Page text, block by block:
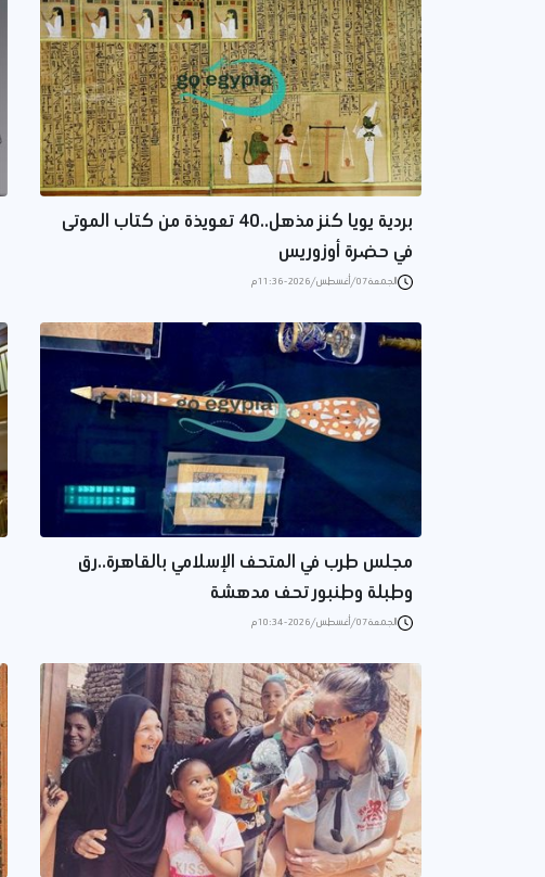
بردية يويا كنز مذهل..40 تعويذة من كتاب الموتى
في حضرة أوزوريس
الجمعة 07/أغسطس/2026 - 11:36 م
مجلس طرب في المتحف الإسلامي بالقاهرة..رق
وطبلة وطنبور تحف مدهشة
الجمعة 07/أغسطس/2026 - 10:34 م